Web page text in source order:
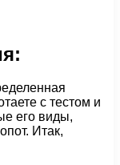
с тестом и
его виды,
Итак,